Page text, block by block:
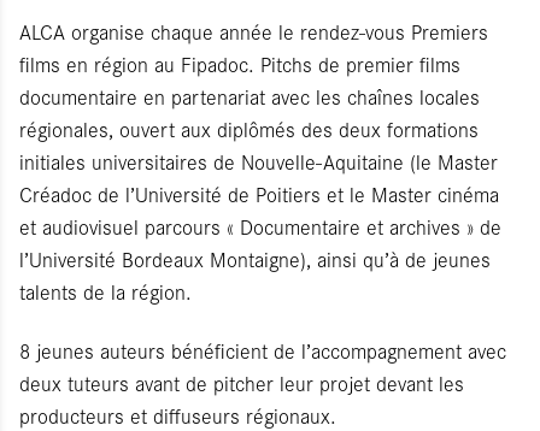
ALCA organise chaque année le rendez-vous Premiers
films en région au Fipadoc. Pitchs de premier films
documentaire en partenariat avec les chaînes locales
régionales, ouvert aux diplômés des deux formations
initiales universitaires de Nouvelle-Aquitaine (le Master
Créadoc de l’Université de Poitiers et le Master cinéma
et audiovisuel parcours « Documentaire et archives » de
l’Université Bordeaux Montaigne), ainsi qu’à de jeunes
talents de la région.
8 jeunes auteurs bénéficient de l’accompagnement avec
deux tuteurs avant de pitcher leur projet devant les
producteurs et diffuseurs régionaux.